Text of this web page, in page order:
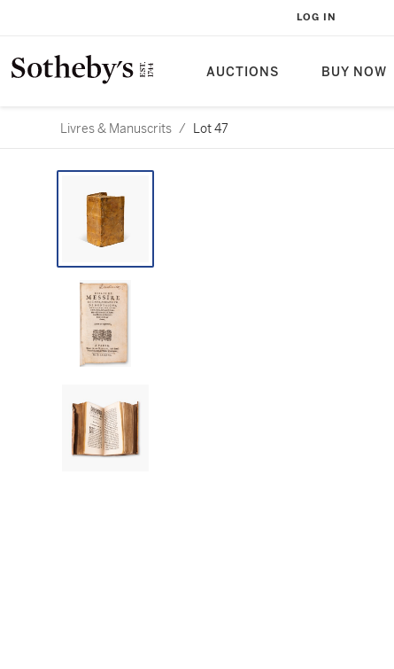
AUCTIONS BUY NOW
LOG IN
Livres & Manuscrits / Lot 47